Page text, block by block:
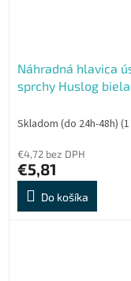
Náhradná hlavica
sprchy Huslog biela
Skladom (do 24h-48h)
€4,72 bez DPH
€5,81
Do košíka